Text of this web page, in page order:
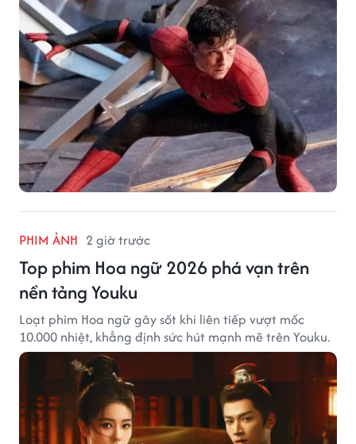
PHIM ẢNH 2 giờ trước
Top phim Hoa ngữ 2026 phá vạn trên
nền tảng Youku
Loạt phim Hoa ngữ gây sốt khi liên tiếp vượt mốc
10.000 nhiệt, khẳng định sức hút mạnh mẽ trên Youku.